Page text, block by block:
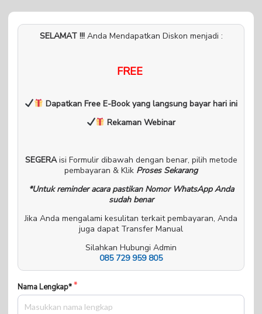
SELAMAT !!!Anda Mendapatkan Diskon menjadi :
FREE
Dapatkan Free E-Book yang langsung bayar hari ini
Rekaman Webinar
SEGERAisi Formulir dibawah dengan benar, pilih metode
pembayaran & Klik Proses Sekarang
*Untuk reminder acara pastikan Nomor WhatsApp Anda
sudah benar
Jika Anda mengalami kesulitan terkait pembayaran, Anda
juga dapat Transfer Manual
Silahkan Hubungi Admin
085 729 959 805
Nama Lengkap*